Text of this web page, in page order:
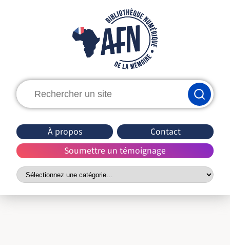
Rechercher
:
À propos
Contact
Soumettre un témoignage